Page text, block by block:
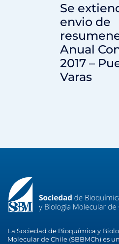
Se
envio de
Anual
2017 –
Varas
La Sociedad de Bioquímica y
Molecular de Chile (SBBMCh) es